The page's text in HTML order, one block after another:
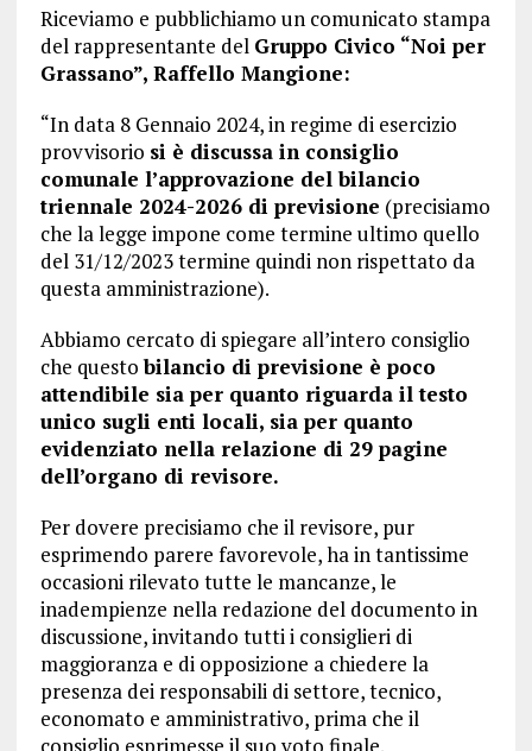
Riceviamo e pubblichiamo un comunicato stampa
del rappresentante del Gruppo Civico “Noi per
Grassano”, Raffello Mangione:
“In data 8 Gennaio 2024, in regime di esercizio
provvisorio si è discussa in consiglio
comunale l’approvazione del bilancio
triennale 2024-2026 di previsione (precisiamo
che la legge impone come termine ultimo quello
del 31/12/2023 termine quindi non rispettato da
questa amministrazione).
Abbiamo cercato di spiegare all’intero consiglio
che questobilancio di previsione è poco
attendibile sia per quanto riguarda il testo
unico sugli enti locali, sia per quanto
evidenziato nella relazione di 29 pagine
dell’organo di revisore.
Per dovere precisiamo che il revisore, pur
esprimendo parere favorevole, ha in tantissime
occasioni rilevato tutte le mancanze, le
inadempienze nella redazione del documento in
discussione, invitando tutti i consiglieri di
maggioranza e di opposizione a chiedere la
presenza dei responsabili di settore, tecnico,
economato e amministrativo, prima che il